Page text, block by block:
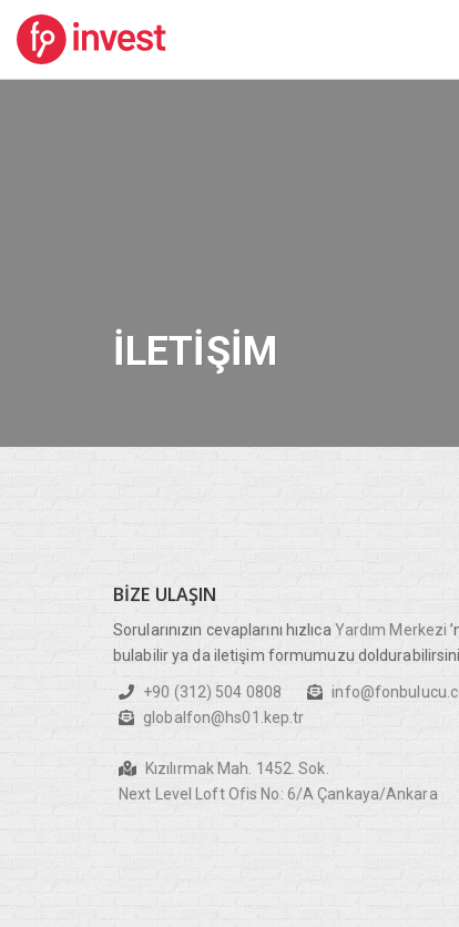
İLETIŞIM
BIZE ULAŞIN
Sorularınızın cevaplarını hızlıca Yardım Merkezi
bulabilir ya da iletişim formumuzu
+90 (312) 504 0808
globalfon@hs01.kep.tr
Kızılırmak Mah. 1452. Sok.
Next Level Loft Ofis No: 6/A Çankaya/Ankara